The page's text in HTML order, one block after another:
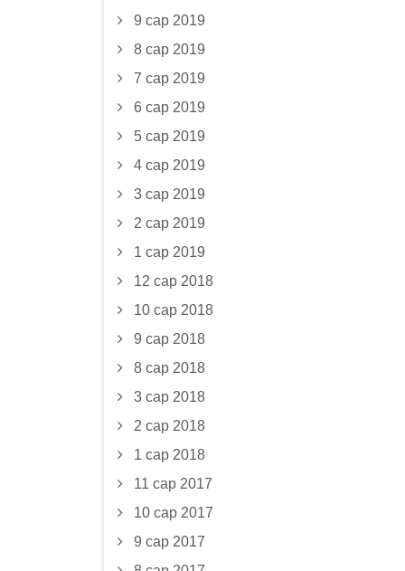
9 сар 2019
8 сар 2019
7 сар 2019
6 сар 2019
5 сар 2019
4 сар 2019
3 сар 2019
2 сар 2019
1 сар 2019
12 сар 2018
10 сар 2018
9 сар 2018
8 сар 2018
3 сар 2018
2 сар 2018
1 сар 2018
11 сар 2017
10 сар 2017
9 сар 2017